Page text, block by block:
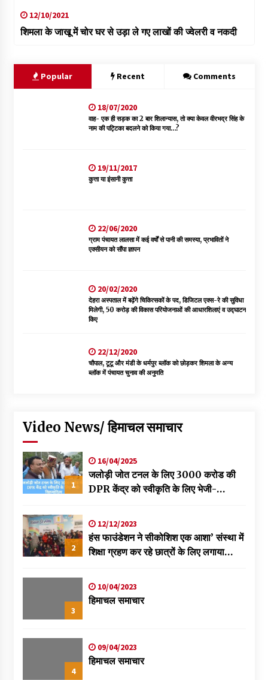
12/10/2021
शिमला के जाखू में चोर घर से उड़ा ले गए लाखों की ज्वेलरी व नकदी
Popular Recent Comments
18/07/2020
वाह- एक ही सड़क का 2 बार शिलान्यास, तो क्या केवल वीरभद्र सिंह के
नाम की पट्टिका बदलने को किया गया…?
19/11/2017
कुत्ता या इंसानी कुत्ता
22/06/2020
ग्राम पंचायत लालसा में कई वर्षों से पानी की समस्या, प्रभावितों ने
एक्सीयन को सौंपा ज्ञापन
20/02/2020
देहरा अस्पताल में बढ़ेंगे चिकित्सकों के पद, डिजिटल एक्स-रे की सुविधा
मिलेगी, 50 करोड़ की विकास परियोजनाओं की आधारशिलाएं व उद्घाटन
किए
22/12/2020
चौपाल, टूटू और मंडी के धर्मपुर ब्लॉक को छोड़कर शिमला के अन्य
ब्लॉक में पंचायत चुनाव की अनुमति
Video News/ हिमाचल समाचार
1
16/04/2025
जलोड़ी जोत टनल के लिए 3000 करोड की
DPR केंद्र को स्वीकृति के लिए भेजी-
2
12/12/2023
हंस फाउंडेशन ने सीकोशिश एक आशा’ संस्था में
शिक्षा ग्रहण कर रहे छात्रों के लिए लगाया
3
10/04/2023
हिमाचल समाचार
4
09/04/2023
हिमाचल समाचार